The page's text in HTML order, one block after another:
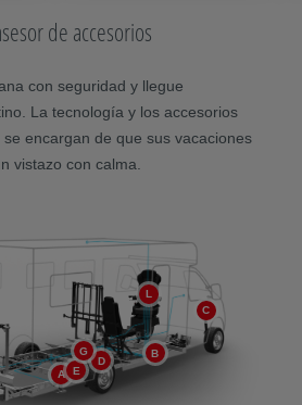
de accesorios
con seguridad y llegue
La tecnología y los accesorios
encargan de que sus vacaciones
vistazo con calma.
A
B
C
D
E
G
L